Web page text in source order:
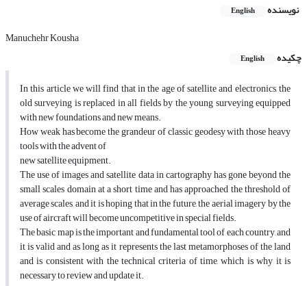
نویسنده English
Manuchehr Kousha
چکیده
English
In this article we will find that in the age of satellite and electronics, the
old surveying is replaced in all fields by the young surveying equipped
with new foundations and new means.
How weak has become the grandeur of classic geodesy with those heavy
tools with the advent of
new satellite equipment.
The use of images and satellite data in cartography has gone beyond the
small scales domain at a short time and has approached the threshold of
average scales, and it is hoping that in the future, the aerial imagery by the
use of aircraft will become uncompetitive in special fields.
The basic map is the important and fundamental tool of each country, and
it is valid and as long as it represents the last metamorphoses of the land
and is consistent with the technical criteria of time, which is why it is
necessary to review and update it.